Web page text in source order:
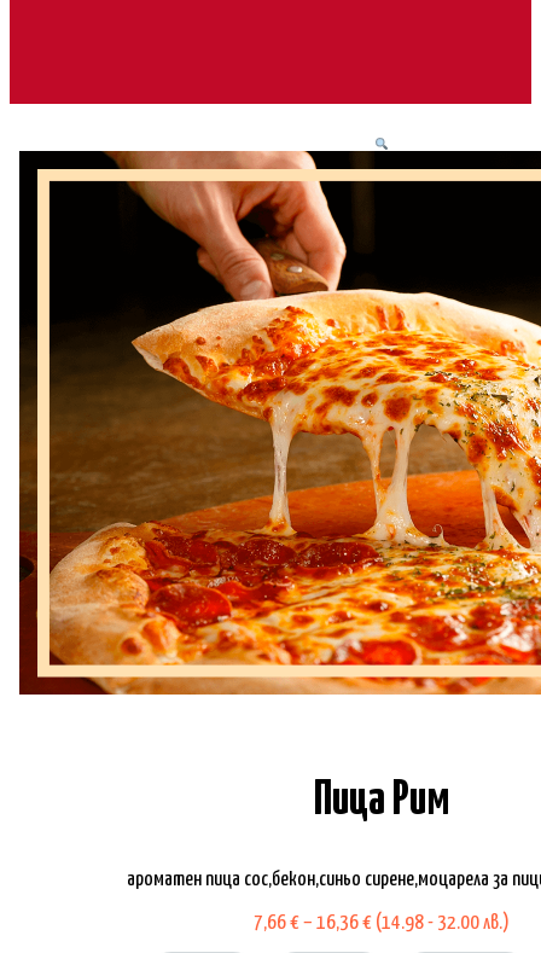
Пица Рим
ароматен пица сос,бекон,синьо сирене,моцарела за
7,66€– 16,36€Price
(14.98 - 32.00 лв.)